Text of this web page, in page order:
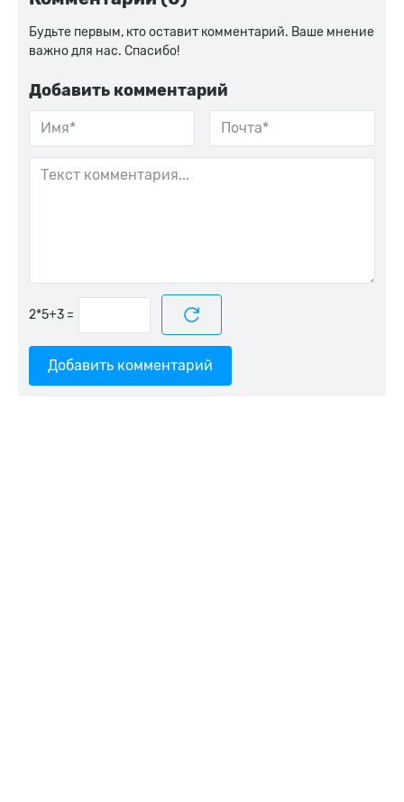
Будьте первым, кто оставит комментарий. Ваше мнение
важно для нас. Спасибо!
Добавить комментарий
=
Добавить комментарий